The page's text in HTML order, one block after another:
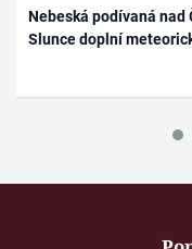
Nebeská podívaná
Slunce doplní